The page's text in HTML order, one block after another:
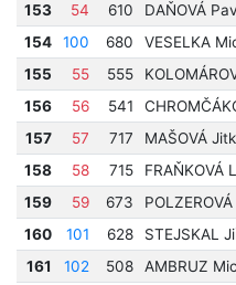
153
54 610 DAŇOVÁ
154
100 680 VESELKA
155
55 555
156
56 541
157
57 717 MAŠOVÁ
158
58 715 FRAŇKOVÁ
159
59 673
160
101 628 STEJSKAL
161
102 508 AMBRUZ